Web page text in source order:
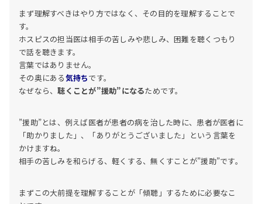
まず理解すべきはやり方ではなく、その目的を理解することで
す。
ホスピスの担当医は相手の苦しみや悲しみ、困難を聴くつもり
で話を聴きます。
言葉ではありません。
その奥にある気持ちです。
なぜなら、聴くことが”援助”になるためです。
”援助”とは、例えば医者が患者の病を治した時に、患者が医者に
「助かりました」、「ありがとうございました」という言葉を
かけますね。
相手の苦しみを和らげる、軽くする、無くすことが”援助”です。
まずこの大前提を理解することが「傾聴」するために必要なこ